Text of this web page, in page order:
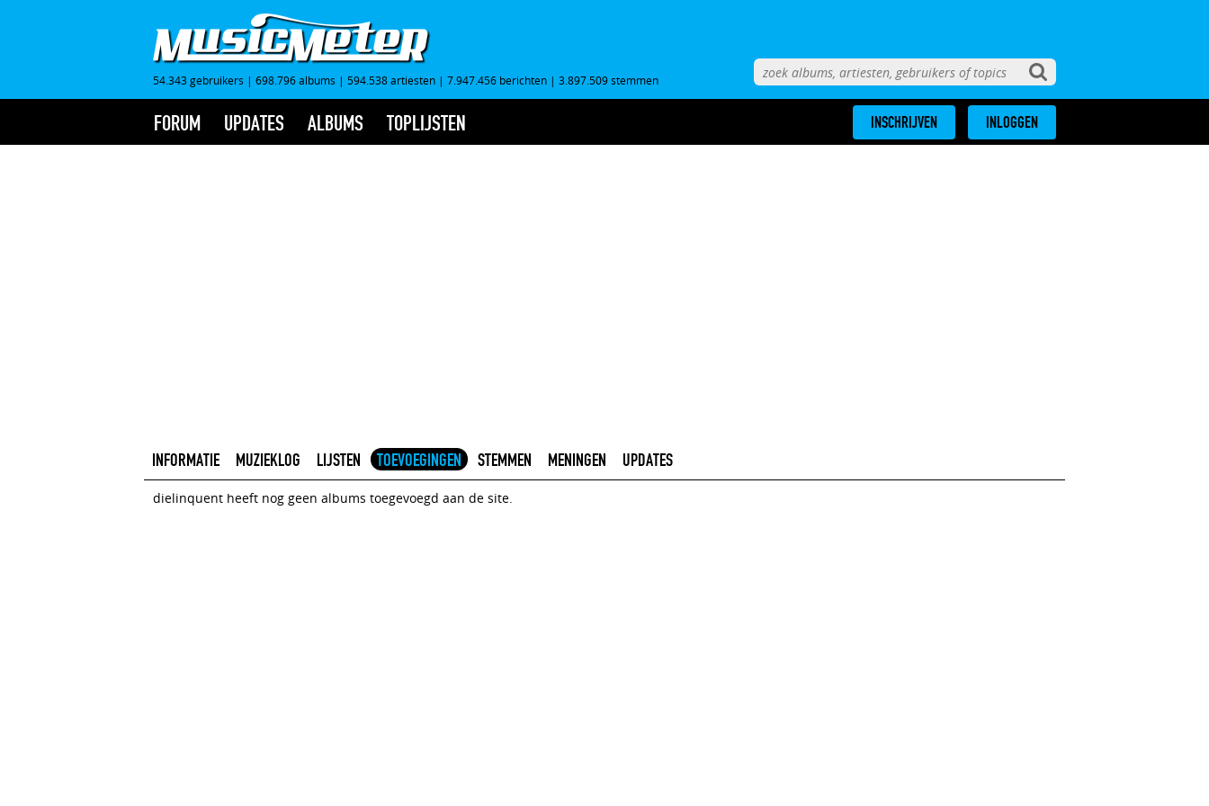
54.343 gebruikers | 698.796 albums | 594.538 artiesten | 7.947.456 berichten | 3.897.509 stemmen
FORUM UPDATES ALBUMS TOPLIJSTEN INSCHRIJVEN INLOGGEN
INFORMATIE MUZIEKLOG LIJSTEN TOEVOEGINGEN STEMMEN MENINGEN UPDATES
dielinquent heeft nog geen albums toegevoegd aan de site.